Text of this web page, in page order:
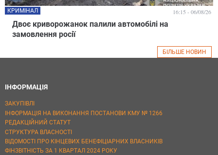
Двоє криворожанок палили автомобілі на
замовлення росії
КРИМІНАЛ 16:15 - 06/08/26
БІЛЬШЕ НОВИН
ІНФОРМАЦІЯ
ЗАКУПІВЛІ
ІНФОРМАЦІЯ НА ВИКОНАННЯ ПОСТАНОВИ КМУ № 1266
РЕДАКЦІЙНИЙ СТАТУТ
СТРУКТУРА ВЛАСНОСТІ
ВІДОМОСТІ ПРО КІНЦЕВИХ БЕНЕФІЦІАРНИХ ВЛАСНИКІВ
ФІНЗВІТНІСТЬ ЗА 1 КВАРТАЛ 2024 РОКУ